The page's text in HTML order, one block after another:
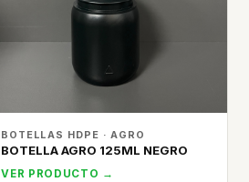
BOTELLAS HDPE · AGRO
BOTELLA AGRO 125ML NEGRO
VER PRODUCTO →